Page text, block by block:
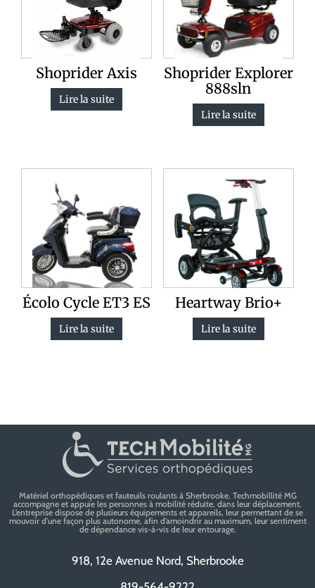
Shoprider Axis
Lire la suite
Shoprider Explorer
888sln
Lire la suite
Écolo Cycle ET3 ES
Lire la suite
Heartway Brio+
Lire la suite
Matériel orthopédiques et fauteuils roulants à Sherbrooke. Techmobillité MG
accompagne et appuie les personnes à mobilité réduite, dans leur déplacement.
L’entreprise dispose de plusieurs équipements et appareils, leur permettant de se
mouvoir d’une façon plus autonome, afin d’amoindrir au maximum, leur sentiment
de dépendance vis-à-vis de leur entourage.
918, 12e Avenue Nord, Sherbrooke